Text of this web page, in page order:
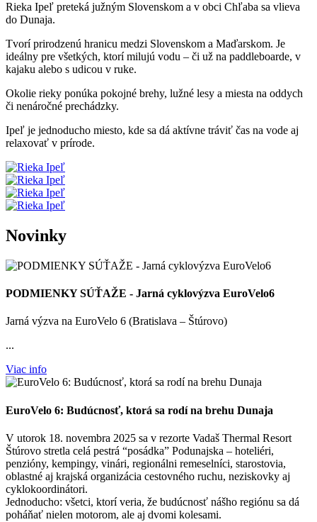
Rieka Ipeľ preteká južným Slovenskom a v obci Chľaba sa vlieva
do Dunaja.
Tvorí prirodzenú hranicu medzi Slovenskom a Maďarskom. Je
ideálny pre všetkých, ktorí milujú vodu – či už na paddleboarde, v
kajaku alebo s udicou v ruke.
Okolie rieky ponúka pokojné brehy, lužné lesy a miesta na oddych
či nenáročné prechádzky.
Ipeľ je jednoducho miesto, kde sa dá aktívne tráviť čas na vode aj
relaxovať v prírode.
Novinky
PODMIENKY SÚŤAŽE - Jarná cyklovýzva EuroVelo6
Jarná výzva na EuroVelo 6 (Bratislava – Štúrovo)
...
Viac info
EuroVelo 6: Budúcnosť, ktorá sa rodí na brehu Dunaja
V utorok 18. novembra 2025 sa v rezorte Vadaš Thermal Resort
Štúrovo stretla celá pestrá “posádka” Podunajska – hoteliéri,
penzióny, kempingy, vinári, regionálni remeselníci, starostovia,
oblastné aj krajská organizácia cestovného ruchu, neziskovky aj
cyklokoordinátori.
Jednoducho: všetci, ktorí veria, že budúcnosť nášho regiónu sa dá
poháňať nielen motorom, ale aj dvomi kolesami.